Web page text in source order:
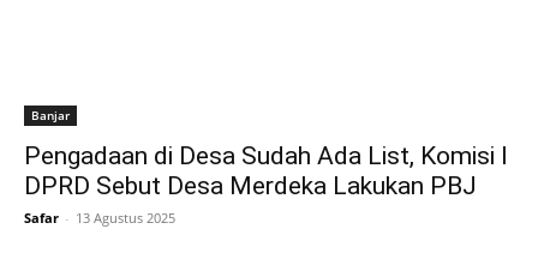
Banjar
Pengadaan di Desa Sudah Ada List, Komisi I
DPRD Sebut Desa Merdeka Lakukan PBJ
Safar - 13 Agustus 2025